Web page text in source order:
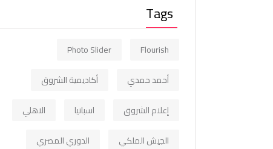
Tags
Flourish
Photo Slider
أحمد حمدي
أكاديمية الشروق
إعلام الشروق
اسبانيا
الاهلي
الجيش الملكي
الدوري المصري